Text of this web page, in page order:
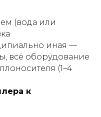
(вода или
иная —
всё оборудование
(1–4
к